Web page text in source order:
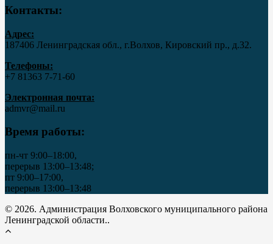
Контакты:
Адрес:
187406 Ленинградская обл., г.Волхов, Кировский пр., д.32.
Телефоны:
+7 81363 7‑71-60
Электронная почта:
admvr@mail.ru
Время работы:
пн-чт 9:00–18:00,
перерыв 13:00–13:48;
пт 9:00–17:00,
перерыв 13:00–13:48
© 2026. Администрация Волховского муниципального района
Ленинградской области..